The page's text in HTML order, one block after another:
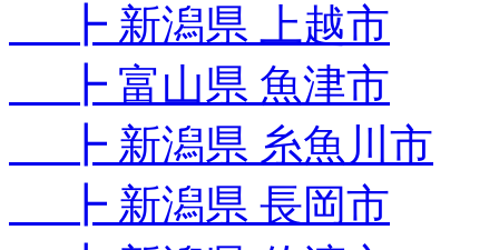
┣ 新潟県 上越市
┣ 富山県 魚津市
┣ 新潟県 糸魚川市
┣ 新潟県 長岡市